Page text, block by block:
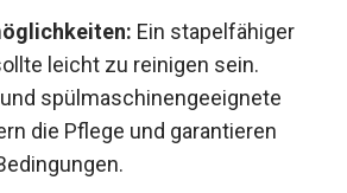
Ein stapelfähiger
leicht zu reinigen sein.
spülmaschinengeeignete
die Pflege und garantieren